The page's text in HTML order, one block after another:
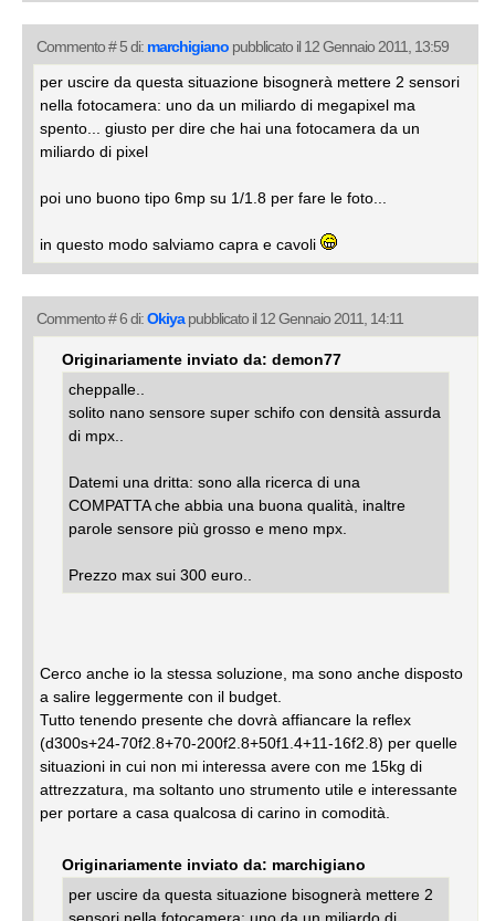
Commento # 5 di: marchigiano pubblicato il 12 Gennaio 2011, 13:59
per uscire da questa situazione bisognerà mettere 2 sensori
nella fotocamera: uno da un miliardo di megapixel ma
spento... giusto per dire che hai una fotocamera da un
miliardo di pixel
poi uno buono tipo 6mp su 1/1.8 per fare le foto...
in questo modo salviamo capra e cavoli
Commento # 6 di:Okiyapubblicato il 12 Gennaio 2011, 14:11
Originariamente inviato da: demon77
cheppalle..
solito nano sensore super schifo con densità assurda
di mpx..
Datemi una dritta: sono alla ricerca di una
COMPATTA che abbia una buona qualità, inaltre
parole sensore più grosso e meno mpx.
Prezzo max sui 300 euro..
Cerco anche io la stessa soluzione, ma sono anche disposto
a salire leggermente con il budget.
Tutto tenendo presente che dovrà affiancare la reflex
(d300s+24-70f2.8+70-200f2.8+50f1.4+11-16f2.8) per quelle
situazioni in cui non mi interessa avere con me 15kg di
attrezzatura, ma soltanto uno strumento utile e interessante
per portare a casa qualcosa di carino in comodità.
Originariamente inviato da: marchigiano
per uscire da questa situazione bisognerà mettere 2